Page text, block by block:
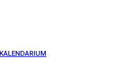
KALENDARIUM